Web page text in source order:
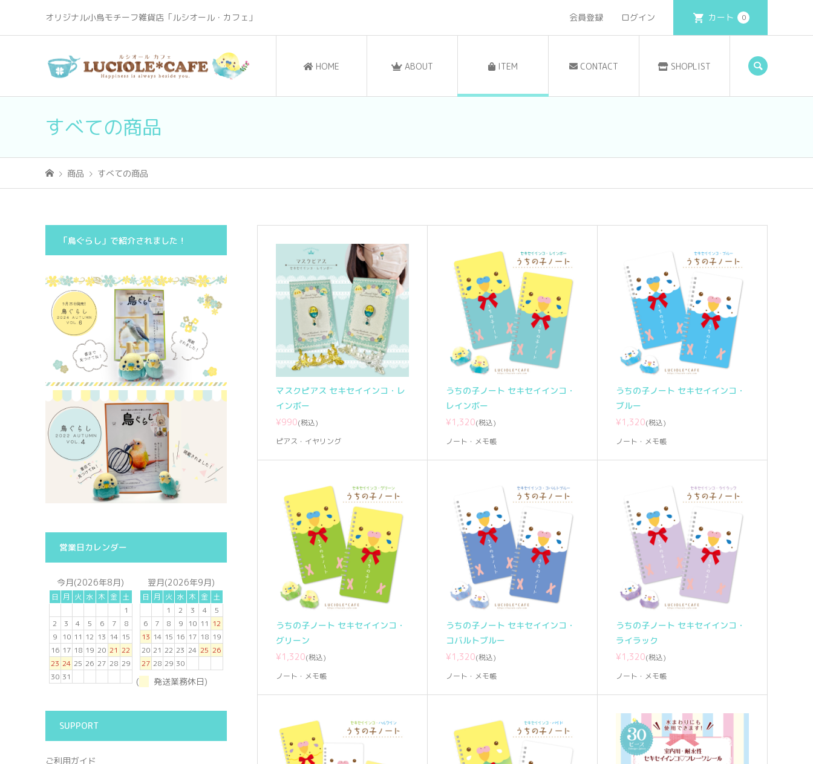
オリジナル小鳥モチーフ雑貨店「ルシオール・カフェ」 会員登録 ログイン カート 0
HOME ABOUT ITEM CONTACT SHOPLIST
すべての商品
商品 すべての商品
マスクピアス セキセイインコ・レ
インボー
¥990(税込)
ピアス・イヤリング
うちの子ノート セキセイインコ・
レインボー
¥1,320(税込)
ノート・メモ帳
うちの子ノート セキセイインコ・
ブルー
¥1,320(税込)
ノート・メモ帳
うちの子ノート セキセイインコ・
グリーン
¥1,320(税込)
ノート・メモ帳
うちの子ノート セキセイインコ・
コバルトブルー
¥1,320(税込)
ノート・メモ帳
うちの子ノート セキセイインコ・
ライラック
¥1,320(税込)
ノート・メモ帳
「鳥ぐらし」で紹介されました！
営業日カレンダー
今月(2026年8月)
日 月 火 水 木 金 土
1
2
3 4 5 6 7
8
9 10 11 12 13 14 15
16 17 18 19 20 21 22
23 24 25 26 27 28 29
30 31
翌月(2026年9月)
日 月 火 水 木 金 土
1
2 3 4
5
6
7 8 9 10 11 12
13 14 15 16 17 18 19
20 21 22 23 24 25 26
27 28 29 30
( 発送業務休日)
SUPPORT
ご利用ガイド